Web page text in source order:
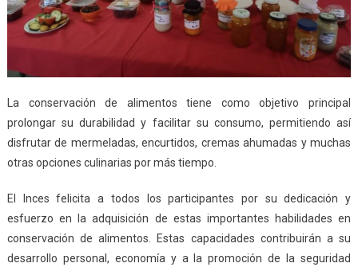
La conservación de alimentos tiene como objetivo principal
prolongar su durabilidad y facilitar su consumo, permitiendo así
disfrutar de mermeladas, encurtidos, cremas ahumadas y muchas
otras opciones culinarias por más tiempo.
El Inces felicita a todos los participantes por su dedicación y
esfuerzo en la adquisición de estas importantes habilidades en
conservación de alimentos. Estas capacidades contribuirán a su
desarrollo personal, economía y a la promoción de la seguridad